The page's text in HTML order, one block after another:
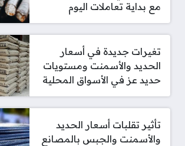
مع بداية تعاملات اليوم
تغيرات جديدة في أسعار
الحديد والأسمنت ومستويات
حديد عز في الأسواق المحلية
تأثير تقلبات أسعار الحديد
والأسمنت والجبس بالمصانع